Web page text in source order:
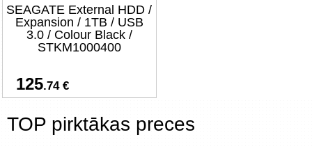
SEAGATE External HDD /
Expansion / 1TB / USB
3.0 / Colour Black /
STKM1000400
125.74 €
TOP pirktākas preces